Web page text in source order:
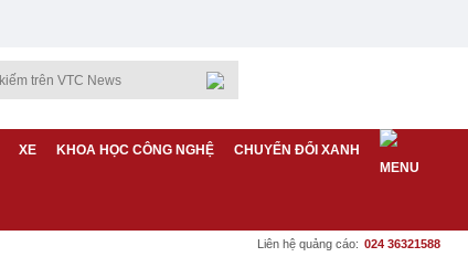
XE KHOA HỌC CÔNG NGHỆ CHUYỂN ĐỔI XANH
Liên hệ quảng cáo: 024 36321588